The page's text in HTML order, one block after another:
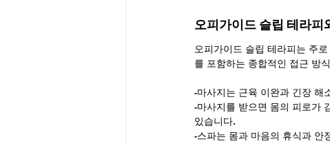
오피가이드 슬립 테라피
오피가이드 슬립 테라피는 주
를 포함하는 종합적인 접근 방
-마사지는 근육 이완과 긴장 해
-마사지를 받으면 몸의 피로가
있습니다.
-스파는 몸과 마음의 휴식과 안